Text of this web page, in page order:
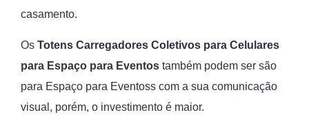
casamento.
Os Totens Carregadores Coletivos para Celulares
para Espaço para Eventos também podem ser são
para Espaço para Eventoss com a sua comunicação
visual, porém, o investimento é maior.